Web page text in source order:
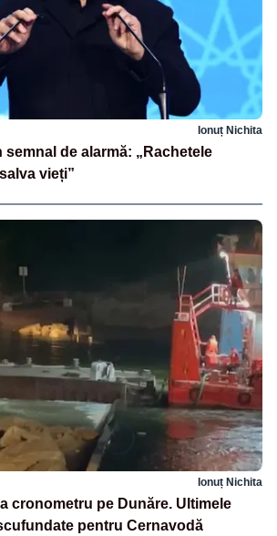
Ionuț Nichita
de alarmă: „Rachetele
vieți”
Ionuț Nichita
cronometru pe Dunăre. Ultimele
pentru Cernavodă